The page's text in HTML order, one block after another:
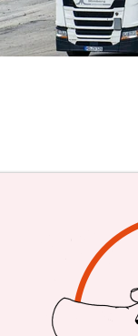
abo
genossenschaft